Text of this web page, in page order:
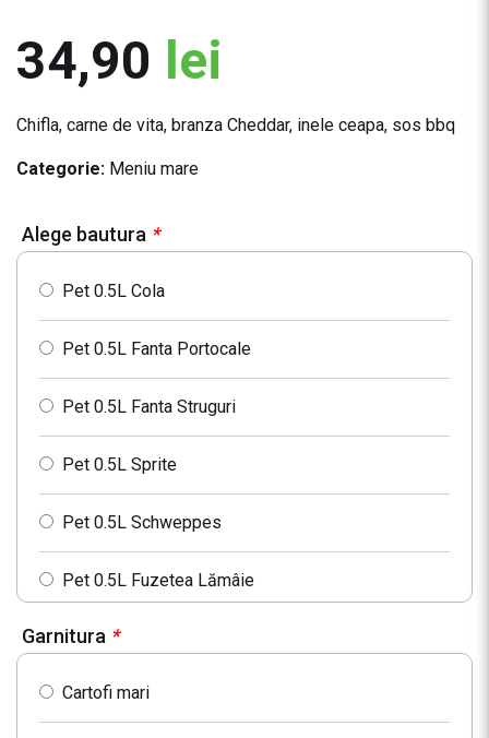
34,90 lei
Chifla, carne de vita, branza Cheddar, inele ceapa, sos bbq
Categorie: Meniu mare
Alege bautura *
Pet 0.5L Cola
Pet 0.5L Fanta Portocale
Pet 0.5L Fanta Struguri
Pet 0.5L Sprite
Pet 0.5L Schweppes
Pet 0.5L Fuzetea Lămâie
Pet 0.5L Fuzetea Piersici
Pet 0.5L Fuzetea Fructe de Padure
Garnitura *
Cartofi mari